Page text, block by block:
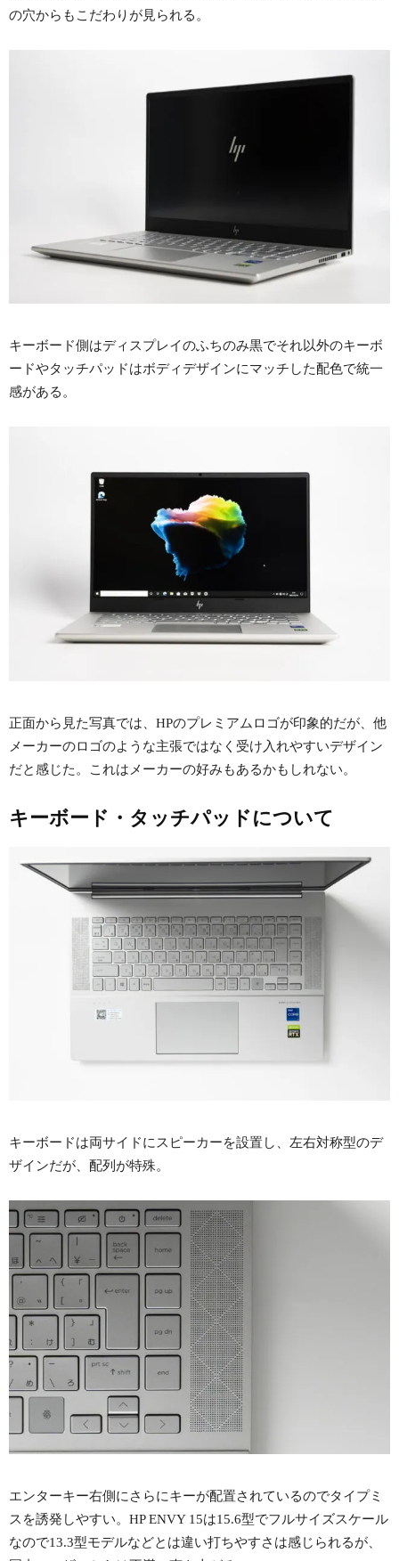
の穴からもこだわりが見られる。
キーボード側はディスプレイのふちのみ黒でそれ以外のキーボ
ードやタッチパッドはボディデザインにマッチした配色で統一
感がある。
正面から見た写真では、HPのプレミアムロゴが印象的だが、他
メーカーのロゴのような主張ではなく受け入れやすいデザイン
だと感じた。これはメーカーの好みもあるかもしれない。
キーボード・タッチパッドについて
キーボードは両サイドにスピーカーを設置し、左右対称型のデ
ザインだが、配列が特殊。
エンターキー右側にさらにキーが配置されているのでタイプミ
スを誘発しやすい。HP ENVY 15は15.6型でフルサイズスケール
なので13.3型モデルなどとは違い打ちやすさは感じられるが、